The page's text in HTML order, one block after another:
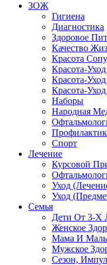
ЗОЖ
Гигиена
Диагностика
Здоровое
Качество
Красота
Красота-
Красота-
Красота-
Наборы
Народная
Спорт
Лечение
Курсовой
Уход
Уход
Семья
Дети От 3-Х
Женское
Мама И
Мужское
Сезон,